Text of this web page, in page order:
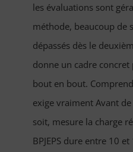
les évaluations sont
méthode, beaucoup de
dépassés dès le
donne un cadre
bout en bout.
exige vraiment Avant
soit, mesure la charge
BPJEPS dure entre 10